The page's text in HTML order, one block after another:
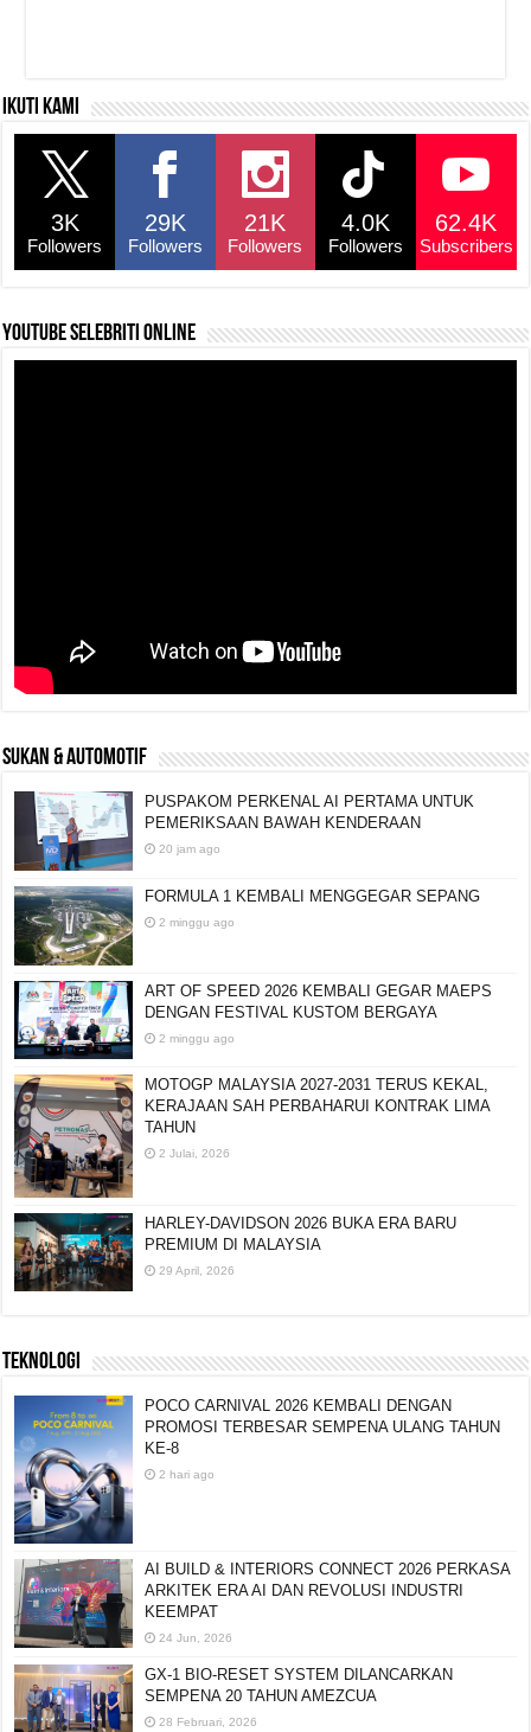
Ikuti kami
3K
Followers
29K
Followers
21K
Followers
4.0K
Followers
62.4K
Subscribers
YouTube selebriti online
SUKAN & AUTOMOTIF
PUSPAKOM PERKENAL AI PERTAMA UNTUK
PEMERIKSAAN BAWAH KENDERAAN
20 jam ago
FORMULA 1 KEMBALI MENGGEGAR SEPANG
2 minggu ago
ART OF SPEED 2026 KEMBALI GEGAR MAEPS
DENGAN FESTIVAL KUSTOM BERGAYA
2 minggu ago
MOTOGP MALAYSIA 2027-2031 TERUS KEKAL,
KERAJAAN SAH PERBAHARUI KONTRAK LIMA
TAHUN
2 Julai, 2026
HARLEY-DAVIDSON 2026 BUKA ERA BARU
PREMIUM DI MALAYSIA
29 April, 2026
TEKNOLOGI
POCO CARNIVAL 2026 KEMBALI DENGAN
PROMOSI TERBESAR SEMPENA ULANG TAHUN
KE-8
2 hari ago
AI BUILD & INTERIORS CONNECT 2026 PERKASA
ARKITEK ERA AI DAN REVOLUSI INDUSTRI
KEEMPAT
24 Jun, 2026
GX-1 BIO-RESET SYSTEM DILANCARKAN
SEMPENA 20 TAHUN AMEZCUA
28 Februari, 2026